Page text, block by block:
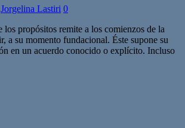
Jorgelina Lastiri 0
propósitos remite a los comienzos de la
a su momento fundacional. Éste supone su
en un acuerdo conocido o explícito. Incluso